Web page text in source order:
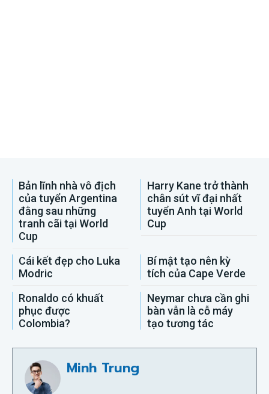
Bản lĩnh nhà vô địch
của tuyển Argentina
đằng sau những
tranh cãi tại World
Cup
Harry Kane trở thành
chân sút vĩ đại nhất
tuyển Anh tại World
Cup
Cái kết đẹp cho Luka
Modric
Bí mật tạo nên kỳ
tích của Cape Verde
Ronaldo có khuất
phục được
Colombia?
Neymar chưa cần ghi
bàn vẫn là cỗ máy
tạo tương tác
Minh Trung